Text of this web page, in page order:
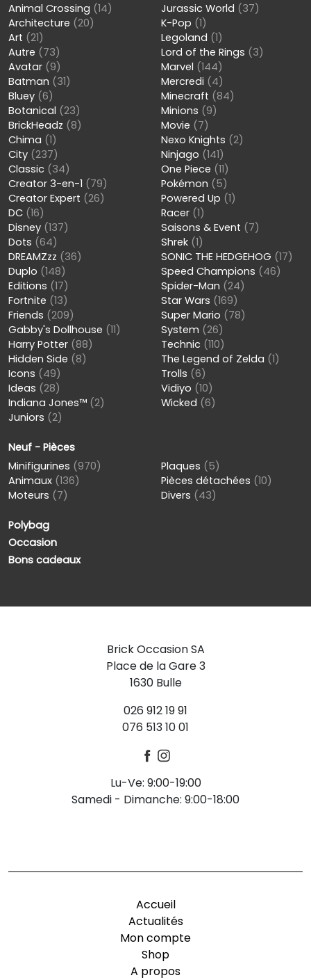
Animal Crossing (14)
Architecture (20)
Art (21)
Autre (73)
Avatar (9)
Batman (31)
Bluey (6)
Botanical (23)
BrickHeadz (8)
Chima (1)
City (237)
Classic (34)
Creator 3-en-1 (79)
Creator Expert (26)
DC (16)
Disney (137)
Dots (64)
DREAMZzz (36)
Duplo (148)
Editions (17)
Fortnite (13)
Friends (209)
Gabby's Dollhouse (11)
Harry Potter (88)
Hidden Side (8)
Icons (49)
Ideas (28)
Indiana Jones™ (2)
Juniors (2)
Jurassic World (37)
K-Pop (1)
Legoland (1)
Lord of the Rings (3)
Marvel (144)
Mercredi (4)
Minecraft (84)
Minions (9)
Movie (7)
Nexo Knights (2)
Ninjago (141)
One Piece (11)
Pokémon (5)
Powered Up (1)
Racer (1)
Saisons & Event (7)
Shrek (1)
SONIC THE HEDGEHOG (17)
Speed Champions (46)
Spider-Man (24)
Star Wars (169)
Super Mario (78)
System (26)
Technic (110)
The Legend of Zelda (1)
Trolls (6)
Vidiyo (10)
Wicked (6)
Neuf - Pièces
Minifigurines (970)
Animaux (136)
Moteurs (7)
Plaques (5)
Pièces détachées (10)
Divers (43)
Polybag
Occasion
Bons cadeaux
Brick Occasion SA
Place de la Gare 3
1630 Bulle
026 912 19 91
076 513 10 01
Lu-Ve: 9:00-19:00
Samedi - Dimanche: 9:00-18:00
Accueil
Actualités
Mon compte
Shop
A propos